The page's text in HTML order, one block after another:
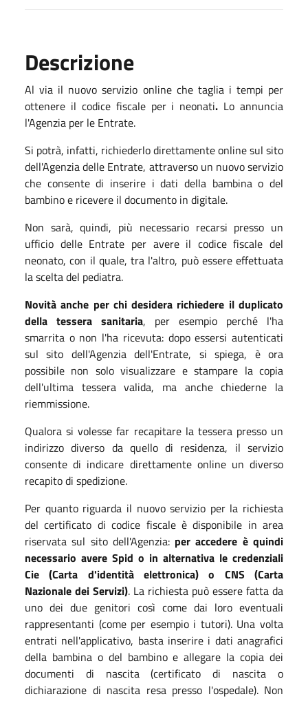
Descrizione
Al via il nuovo servizio online che taglia i tempi per
ottenere il codice fiscale per i neonati. Lo annuncia
l'Agenzia per le Entrate.
Si potrà, infatti, richiederlo direttamente online sul sito
dell'Agenzia delle Entrate, attraverso un nuovo servizio
che consente di inserire i dati della bambina o del
bambino e ricevere il documento in digitale.
Non sarà, quindi, più necessario recarsi presso un
ufficio delle Entrate per avere il codice fiscale del
neonato, con il quale, tra l'altro, può essere effettuata
la scelta del pediatra.
Novità anche per chi desidera richiedere il duplicato
della tessera sanitaria, per esempio perché l'ha
smarrita o non l'ha ricevuta: dopo essersi autenticati
sul sito dell'Agenzia dell'Entrate, si spiega, è ora
possibile non solo visualizzare e stampare la copia
dell'ultima tessera valida, ma anche chiederne la
riemmissione.
Qualora si volesse far recapitare la tessera presso un
indirizzo diverso da quello di residenza, il servizio
consente di indicare direttamente online un diverso
recapito di spedizione.
Per quanto riguarda il nuovo servizio per la richiesta
del certificato di codice fiscale è disponibile in area
riservata sul sito dell'Agenzia: per accedere è quindi
necessario avere Spid o in alternativa le credenziali
Cie (Carta d'identità elettronica) o CNS (Carta
Nazionale dei Servizi). La richiesta può essere fatta da
uno dei due genitori così come dai loro eventuali
rappresentanti (come per esempio i tutori). Una volta
entrati nell'applicativo, basta inserire i dati anagrafici
della bambina o del bambino e allegare la copia dei
documenti di nascita (certificato di nascita o
dichiarazione di nascita resa presso l'ospedale). Non